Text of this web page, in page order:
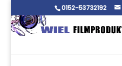
0152-53732192